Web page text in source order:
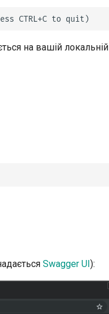
на вашій локальній
Swagger UI):